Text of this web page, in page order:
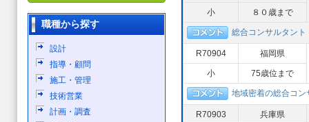
小 ８０歳まで
総合コンサルタント
R70904 福岡県
小 75歳位まで
地域密着の総合コ
R70903 兵庫県
職種から探す
設計
指導・顧問
施工・管理
技術営業
計画・調査